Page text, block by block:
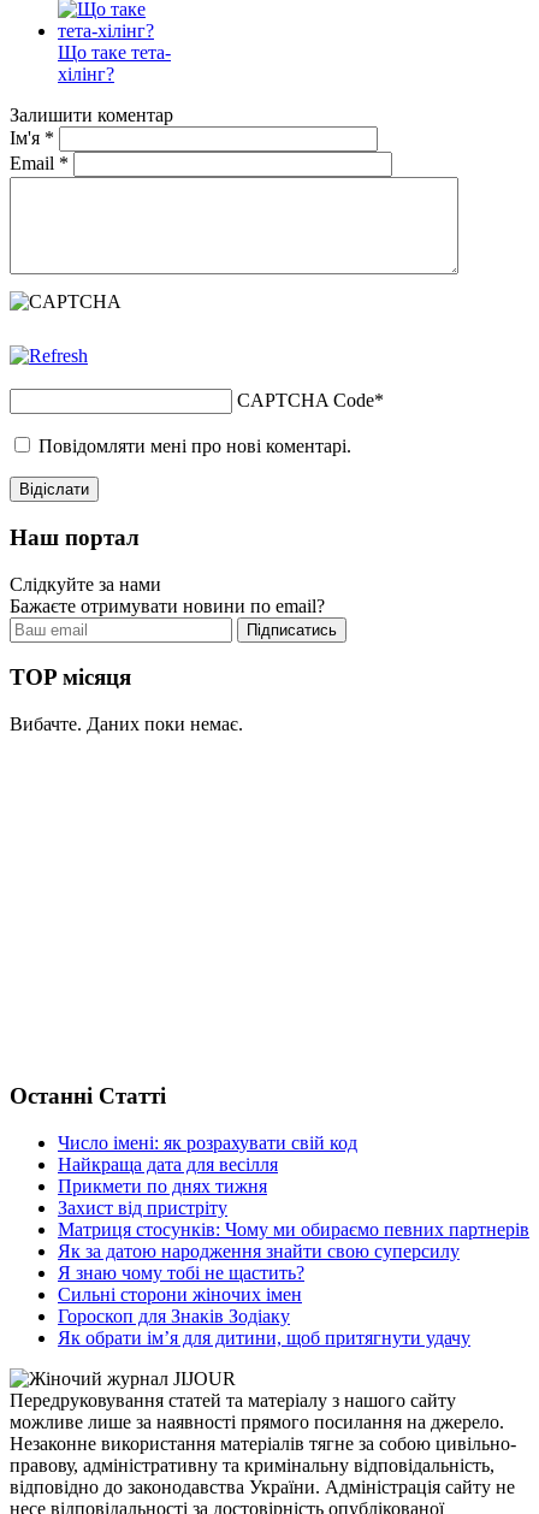
Що таке тета-
хілінг?
Залишити коментар
Ім'я *
Email *
CAPTCHA Code*
Повідомляти мені про нові коментарі.
Наш портал
Слідкуйте за нами
Бажаєте отримувати новини по email?
TOP місяця
Вибачте. Даних поки немає.
Останні Статті
Число імені: як розрахувати свій код
Найкраща дата для весілля
Прикмети по днях тижня
Захист від пристріту
Матриця стосунків: Чому ми обираємо певних партнерів
Як за датою народження знайти свою суперсилу
Я знаю чому тобі не щастить?
Сильні сторони жіночих імен
Гороскоп для Знаків Зодіаку
Як обрати ім’я для дитини, щоб притягнути удачу
Передруковування статей та матеріалу з нашого сайту
можливе лише за наявності прямого посилання на джерело.
Незаконне використання матеріалів тягне за собою цивільно-
правову, адміністративну та кримінальну відповідальність,
відповідно до законодавства України. Адміністрація сайту не
несе відповідальності за достовірність опублікованої